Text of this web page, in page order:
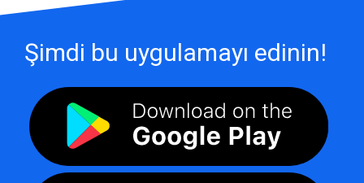
Şimdi bu uygulamayı edinin!